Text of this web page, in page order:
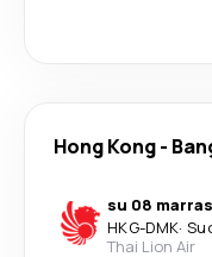
Hong Kong-
su 08
HKG-DMK·
Thai Lion Air